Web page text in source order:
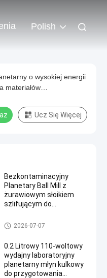
Polish
o wysokiej energii
materiałów
Ucz Się Więcej
Bezkontaminacyjny
Planetary Ball Mill z
żurawiowym słoikiem
szlifującym do
wysokiej czystości
planetarny młyn kulowy
2026-07-07
0.2 Litrowy 110-woltowy
wydajny laboratoryjny
planetarny młyn kulkowy
do przygotowania